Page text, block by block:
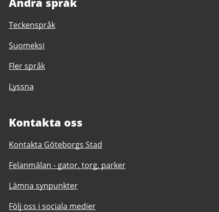
Teckenspråk
Suomeksi
Fler språk
Lyssna
Kontakta oss
Kontakta Göteborgs Stad
Felanmälan - gator, torg, parker
Lämna synpunkter
Följ oss i sociala medier